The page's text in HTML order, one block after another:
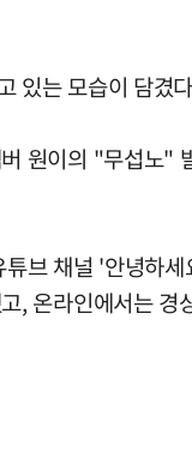
있는 모습이 담겼
원이의 "무섭노"
브 채널 '안녕하
, 온라인에서는